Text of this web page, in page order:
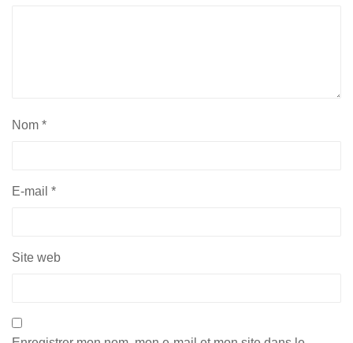
Nom *
E-mail *
Site web